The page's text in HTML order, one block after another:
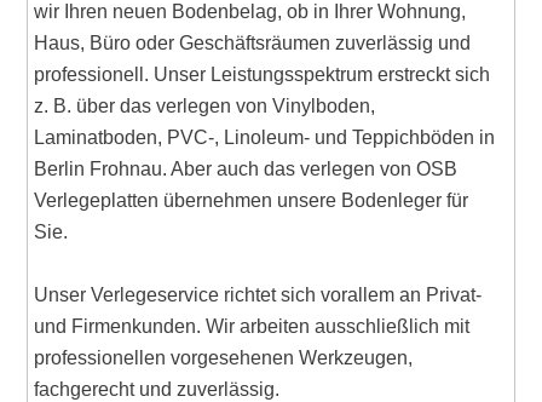
wir Ihren neuen Bodenbelag, ob in Ihrer Wohnung,
Haus, Büro oder Geschäftsräumen zuverlässig und
professionell. Unser Leistungsspektrum erstreckt sich
z. B. über das verlegen von Vinylboden,
Laminatboden, PVC-, Linoleum- und Teppichböden in
Berlin Frohnau. Aber auch das verlegen von OSB
Verlegeplatten übernehmen unsere Bodenleger für
Sie.
Unser Verlegeservice richtet sich vorallem an Privat-
und Firmenkunden. Wir arbeiten ausschließlich mit
professionellen vorgesehenen Werkzeugen,
fachgerecht und zuverlässig.